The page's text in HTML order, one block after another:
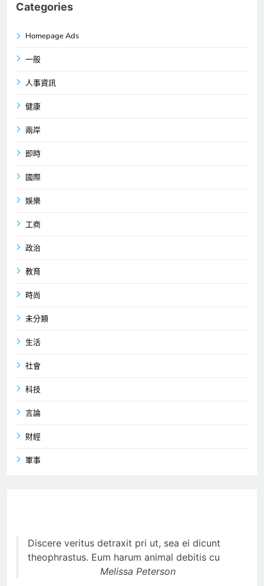
Categories
Homepage Ads
一般
人事資訊
健康
兩岸
即時
國際
娛樂
工商
政治
教育
時尚
未分類
生活
社會
科技
言論
財經
軍事
Discere veritus detraxit pri ut, sea ei dicunt
theophrastus. Eum harum animal debitis cu
Melissa Peterson